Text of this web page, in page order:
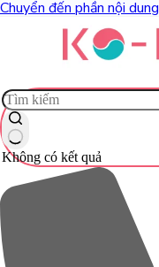
Chuyển đến phần nội dung
Không có kết quả